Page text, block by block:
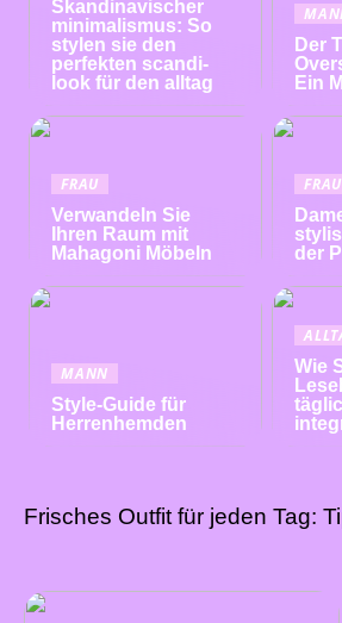
Skandinavischer
minimalismus: So
stylen sie den
perfekten scandi-
look für den alltag
Der
Ein
FRAU
Verwandeln Sie
Ihren Raum mit
Mahagoni Möbeln
FRAU
der
MANN
Style-Guide für
Herrenhemden
Wie
Frisches Outfit für jeden Tag: